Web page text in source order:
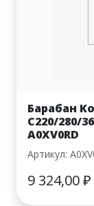
Барабан
C220/280/
A0XV0RD
Артикул:
9 324,00₽